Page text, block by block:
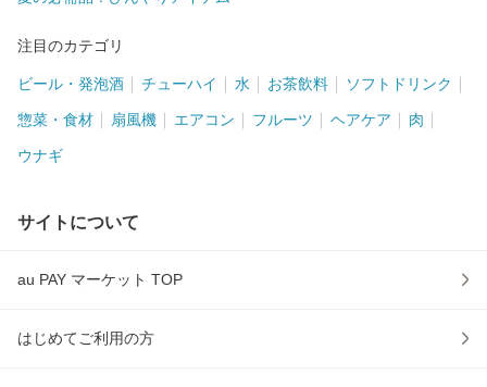
注目のカテゴリ
ビール・発泡酒 チューハイ 水 お茶飲料 ソフトドリンク
惣菜・食材 扇風機 エアコン フルーツ ヘアケア 肉
ウナギ
サイトについて
au PAY マーケット TOP
はじめてご利用の方